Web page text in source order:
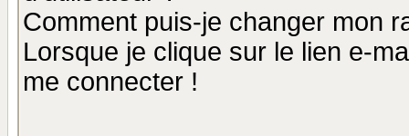
Comment puis-je changer mon
Lorsque je clique sur le lien e-
me connecter !